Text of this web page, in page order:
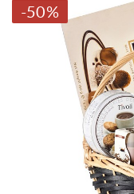
-50%